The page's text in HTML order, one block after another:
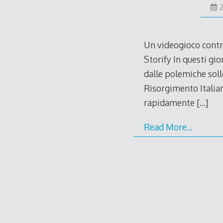
Un videogioco
Storify In questi
dalle polemiche
Risorgimento
rapidamente […]
Read More…